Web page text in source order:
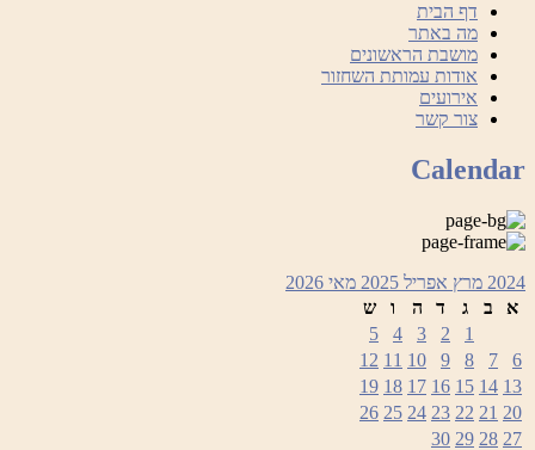
דף הבית
מה באתר
מושבת הראשונים
אודות עמותת השחזור
אירועים
צור קשר
Calendar
2024 מרץ אפריל 2025 מאי 2026
א
ב ג ד ה ו
ש
1
2
3
4
5
6
7
8
9
10
11
12
13
14
15
16
17
18
19
20
21
22
23
24
25
26
27
28
29
30